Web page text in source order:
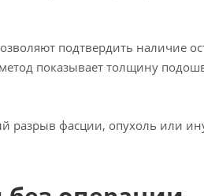
подтвердить наличие
показывает толщину
разрыв фасции, опухоль или